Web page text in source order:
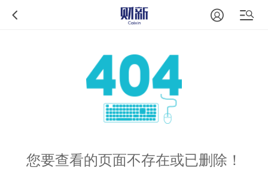
您要查看的页面不存在或已删除！